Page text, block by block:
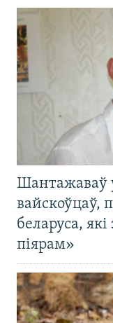
Шантажаваў
вайскоўцаў,
беларуса,
піярам»